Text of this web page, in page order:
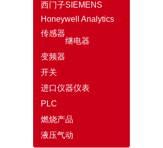
西门子SIEMENS
Honeywell Analytics
传感器
继电器
变频器
开关
进口仪器仪表
PLC
燃烧产品
液压气动